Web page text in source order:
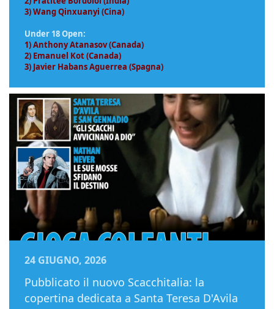
3) Wang Qinxuanyi (Cina)
Under 18 Open:
1) Anthony Atanasov (Canada)
2) Emanuel Kot (Canada)
3) Javier Habans Aguerrea (Spagna)
24 GIUGNO, 2026
Pubblicato il nuovo Scacchitalia: la
copertina dedicata a Santa Teresa D'Avila